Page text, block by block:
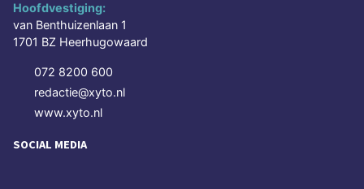
Hoofdvestiging:
van Benthuizenlaan 1
1701 BZ Heerhugowaard
072 8200 600
redactie@xyto.nl
www.xyto.nl
SOCIAL MEDIA